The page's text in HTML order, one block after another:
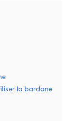
la bardane